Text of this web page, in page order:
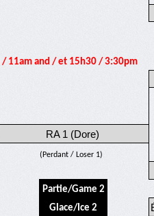
/ 11am and / et 15h30 / 3:30pm
RA 1 (Dore)
(Perdant / Loser 1)
Partie/Game 2
Glace/Ice 2